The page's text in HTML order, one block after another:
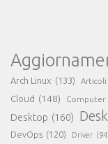
Arch Linux (133) Articoli
Cloud (148) Computer
Desktop (160)
DevOps (120) Driver